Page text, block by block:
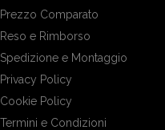
Prezzo Comparato
Reso e Rimborso
Spedizione e Montaggio
Privacy Policy
Cookie Policy
Termini e Condizioni